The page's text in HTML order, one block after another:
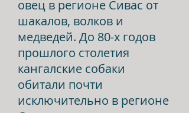
овец в регионе Сивас от
шакалов, волков и
медведей. До 80-х годов
прошлого столетия
кангалские собаки
обитали почти
исключительно в регионе